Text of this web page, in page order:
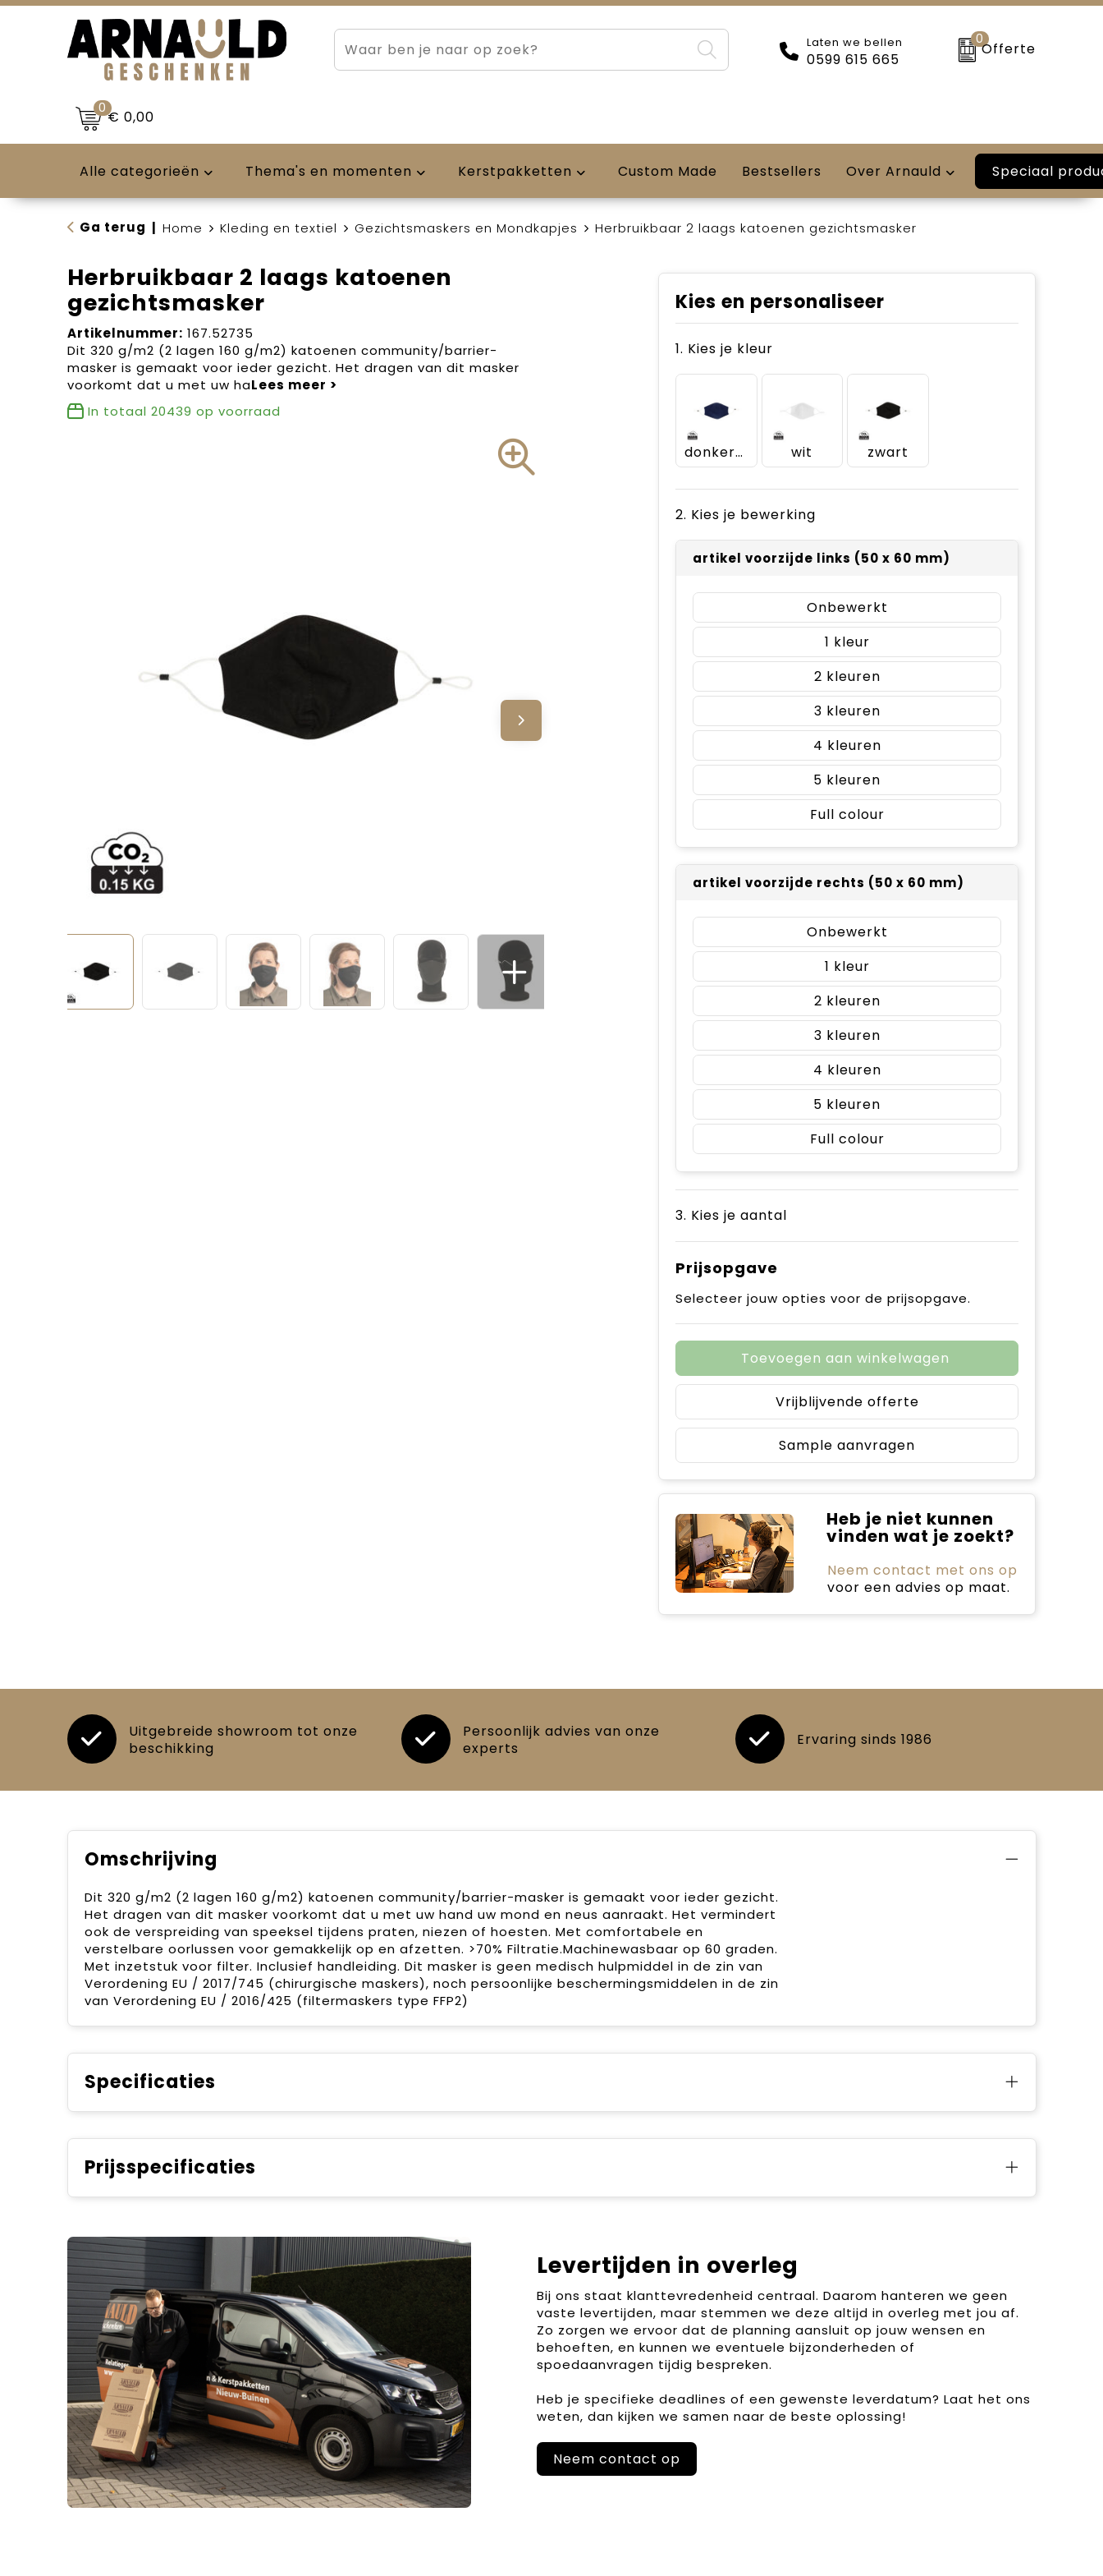
Laten we bellen
0599 615 665
0
Offerte
0€ 0,00
Alle categorieën Thema's en momenten Kerstpakketten Custom Made Bestsellers Over Arnauld Speciaal
Ga terug Home Kleding en textiel Gezichtsmaskers en Mondkapjes Herbruikbaar 2 laags katoenen gezichtsmasker
Herbruikbaar 2 laags katoenen
gezichtsmasker
Artikelnummer: 167.52735
Dit 320 g/m2 (2 lagen 160 g/m2) katoenen community/barrier-
masker is gemaakt voor ieder gezicht. Het dragen van dit masker
voorkomt dat u met uw ha
In totaal 20439 op voorraad
Kies en personaliseer
1. Kies je kleur
donkerblauw wit zwart
2. Kies je bewerking
artikel voorzijde links (50 x 60 mm)
Onbewerkt
1
2
3
4
5
Full colour
artikel voorzijde rechts (50 x 60 mm)
Onbewerkt
1
2
3
4
5
Full colour
3. Kies je aantal
Prijsopgave
Selecteer jouw opties voor de prijsopgave.
Toevoegen aan winkelwagen
Vrijblijvende offerte
Sample aanvragen
Heb je niet kunnen
vinden wat je zoekt?
Neem contact met ons op
voor een advies op maat.
Uitgebreide showroom tot onze
beschikking
Persoonlijk advies van onze
experts
Ervaring sinds 1986
Omschrijving
Dit 320 g/m2 (2 lagen 160 g/m2) katoenen community/barrier-masker is gemaakt voor ieder gezicht.
Het dragen van dit masker voorkomt dat u met uw hand uw mond en neus aanraakt. Het vermindert
ook de verspreiding van speeksel tijdens praten, niezen of hoesten. Met comfortabele en
verstelbare oorlussen voor gemakkelijk op en afzetten. >70% Filtratie.Machinewasbaar op 60 graden.
Met inzetstuk voor filter. Inclusief handleiding. Dit masker is geen medisch hulpmiddel in de zin van
Verordening EU / 2017/745 (chirurgische maskers), noch persoonlijke beschermingsmiddelen in de zin
van Verordening EU / 2016/425 (filtermaskers type FFP2)
Specificaties
Prijsspecificaties
Levertijden in overleg
Bij ons staat klanttevredenheid centraal. Daarom hanteren we geen
vaste levertijden, maar stemmen we deze altijd in overleg met jou af.
Zo zorgen we ervoor dat de planning aansluit op jouw wensen en
behoeften, en kunnen we eventuele bijzonderheden of
spoedaanvragen tijdig bespreken.
Heb je specifieke deadlines of een gewenste leverdatum? Laat het ons
weten, dan kijken we samen naar de beste oplossing!
Neem contact op